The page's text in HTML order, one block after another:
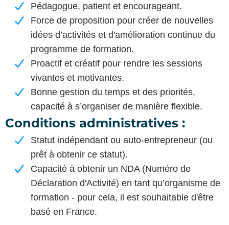
Pédagogue, patient et encourageant.
Force de proposition pour créer de nouvelles
idées d’activités et d'amélioration continue du
programme de formation.
Proactif et créatif pour rendre les sessions
vivantes et motivantes.
Bonne gestion du temps et des priorités,
capacité à s’organiser de manière flexible.
Conditions administratives :
Statut indépendant ou auto-entrepreneur (ou
prêt à obtenir ce statut).
Capacité à obtenir un NDA (Numéro de
Déclaration d'Activité) en tant qu’organisme de
formation - pour cela, il est souhaitable d'être
basé en France.